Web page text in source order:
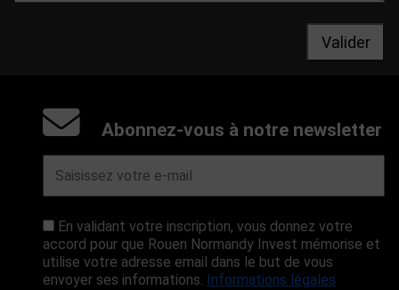
Valider
Abonnez-vous à notre newsletter
En validant votre inscription, vous donnez votre
accord pour que Rouen Normandy Invest mémorise et
utilise votre adresse email dans le but de vous
envoyer ses informations. Informations légales